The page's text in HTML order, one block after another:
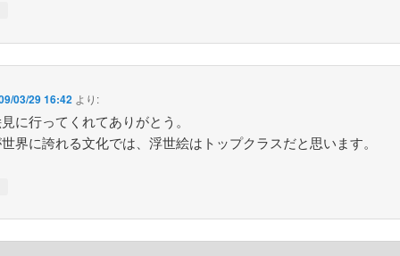
03/29 16:42 より:
に行ってくれてありがとう。
界に誇れる文化では、浮世絵はトップクラスだと思います。